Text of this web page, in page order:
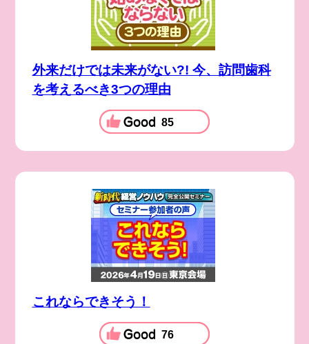
外来だけでは未来がない?! 今、訪問歯科
を考えるべき3つの理由
85
これならできそう！
76